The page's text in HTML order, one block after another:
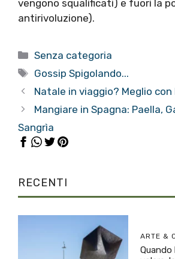
vengono squalificati) e fuori la
antirivoluzione).
Categorie
Senza categoria
Tag
Gossip Spigolando...
Natale in viaggio? Meglio con
Mangiare in Spagna: Paella,
Sangrìa
RECENTI
ARTE &
Quando